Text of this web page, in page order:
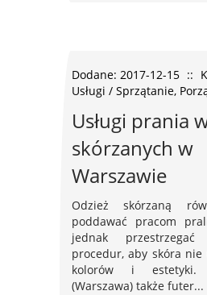
Dodane: 2017-12-15 ::
Usługi / Sprzątanie,
Usługi prania
skórzanych w
Warszawie
Odzież skórzaną
poddawać pracom
jednak przestrzegać
procedur, aby skóra nie
kolorów i estetyki.
(Warszawa) także futer...